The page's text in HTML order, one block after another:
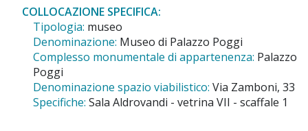
COLLOCAZIONE SPECIFICA:
Tipologia: museo
Denominazione: Museo di Palazzo Poggi
Complesso monumentale di appartenenza: Palazzo
Poggi
Denominazione spazio viabilistico: Via Zamboni, 33
Specifiche: Sala Aldrovandi - vetrina VII - scaffale 1